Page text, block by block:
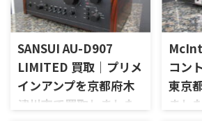
SANSUI AU-D907
LIMITED 買取｜プリメ
インアンプを京都府木
津川市で買取しました
コン
東京
ました